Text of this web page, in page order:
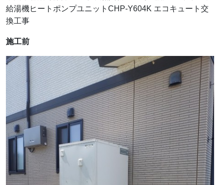
給湯機ヒートポンプユニットCHP-Y604K エコキュート交
換工事
施工前